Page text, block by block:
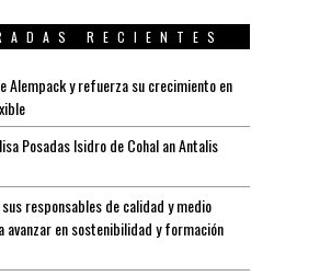
RECIENTES
Alempack y refuerza su crecimiento en
Posadas Isidro de Cohal an Antalis
sus responsables de calidad y medio
avanzar en sostenibilidad y formación